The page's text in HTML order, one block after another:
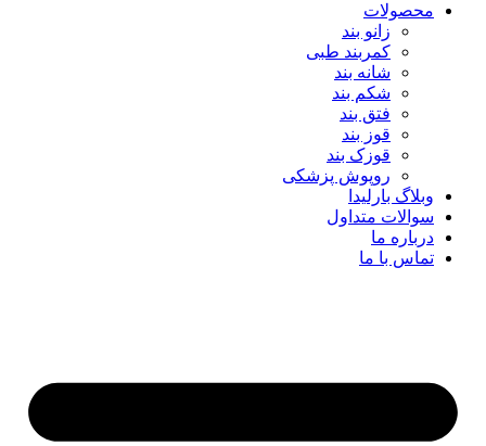
محصولات
زانو بند
کمربند طبی
شانه بند
شکم بند
فتق بند
قوز بند
قوزک بند
روپوش پزشکی
وبلاگ بارلیدا
سوالات متداول
درباره ما
تماس با ما